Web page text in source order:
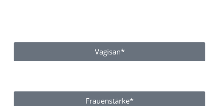
Vagisan*
Frauenstärke*